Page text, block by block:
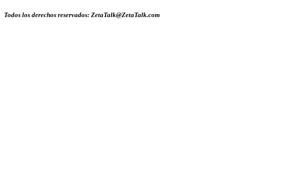
Todos los derechos reservados: ZetaTalk@ZetaTalk.com